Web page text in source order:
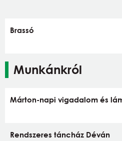
Brassó
Munkánkról
Márton-napi vigadalom és
Rendszeres táncház Déván